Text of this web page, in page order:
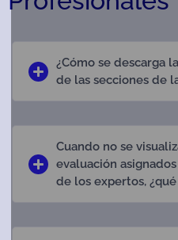
¿Cómo se descarga
de las secciones de
Cuando no se
evaluación
de los expertos,